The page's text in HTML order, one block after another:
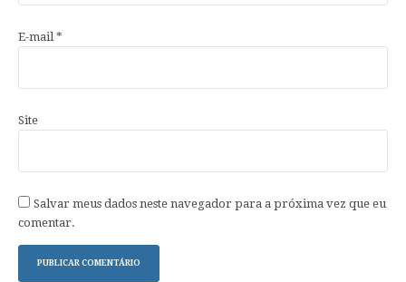
E-mail*
Site
Salvar meus dados neste navegador para a próxima vez que eu
comentar.